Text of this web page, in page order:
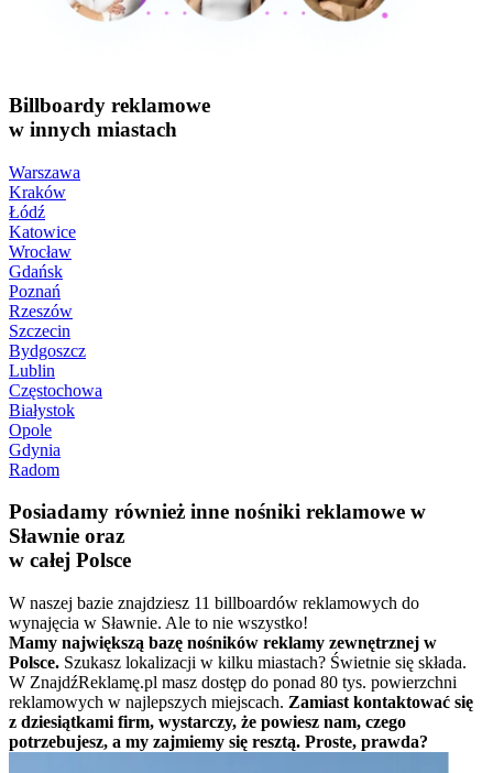
Billboardy reklamowe
w innych miastach
Warszawa
Kraków
Łódź
Katowice
Wrocław
Gdańsk
Poznań
Rzeszów
Szczecin
Bydgoszcz
Lublin
Częstochowa
Białystok
Opole
Gdynia
Radom
Posiadamy również inne nośniki reklamowe w
Sławnie oraz
w całej Polsce
W naszej bazie znajdziesz 11 billboardów reklamowych do
wynajęcia w Sławnie. Ale to nie wszystko!
Mamy największą bazę nośników reklamy zewnętrznej w
Polsce. Szukasz lokalizacji w kilku miastach? Świetnie się składa.
W ZnajdźReklamę.pl masz dostęp do ponad 80 tys. powierzchni
reklamowych w najlepszych miejscach. Zamiast kontaktować się
z dziesiątkami firm, wystarczy, że powiesz nam, czego
potrzebujesz, a my zajmiemy się resztą. Proste, prawda?